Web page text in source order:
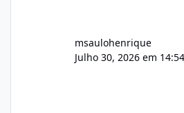
msaulohenrique
Julho 30, 2026 em 14:54